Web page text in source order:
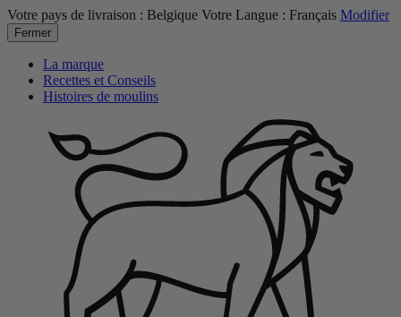
Votre pays de livraison : Belgique Votre Langue : Français Modifier
Fermer
La marque
Recettes et Conseils
Histoires de moulins